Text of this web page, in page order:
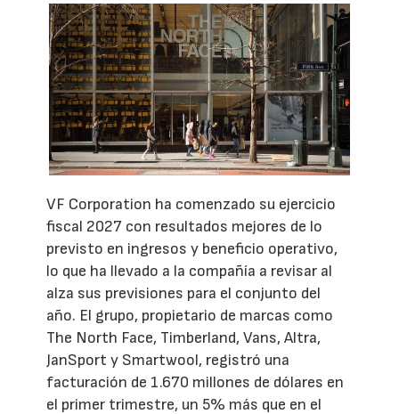
VF Corporation ha comenzado su ejercicio
fiscal 2027 con resultados mejores de lo
previsto en ingresos y beneficio operativo,
lo que ha llevado a la compañía a revisar al
alza sus previsiones para el conjunto del
año. El grupo, propietario de marcas como
The North Face, Timberland, Vans, Altra,
JanSport y Smartwool, registró una
facturación de 1.670 millones de dólares en
el primer trimestre, un 5% más que en el